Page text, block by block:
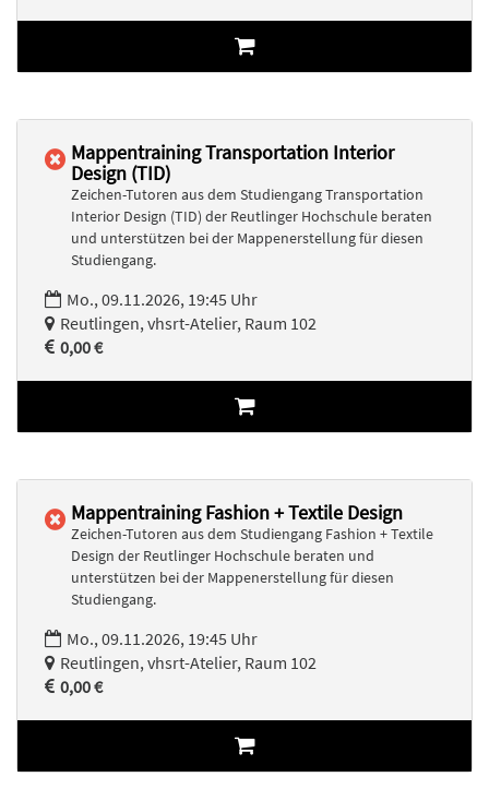
Mappentraining Transportation Interior
Design (TID)
Zeichen-Tutoren aus dem Studiengang Transportation
Interior Design (TID) der Reutlinger Hochschule beraten
und unterstützen bei der Mappenerstellung für diesen
Studiengang.
Mo., 09.11.2026, 19:45 Uhr
Reutlingen, vhsrt-Atelier, Raum 102
0,00 €
Mappentraining Fashion + Textile Design
Zeichen-Tutoren aus dem Studiengang Fashion + Textile
Design der Reutlinger Hochschule beraten und
unterstützen bei der Mappenerstellung für diesen
Studiengang.
Mo., 09.11.2026, 19:45 Uhr
Reutlingen, vhsrt-Atelier, Raum 102
0,00 €